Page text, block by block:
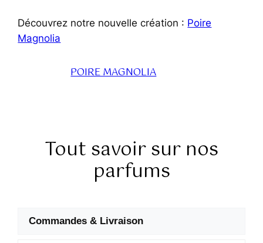
Découvrez notre nouvelle création : Poire
Magnolia
POIRE MAGNOLIA
Tout savoir sur nos
parfums
Questions fréquentes
Commandes & Livraison